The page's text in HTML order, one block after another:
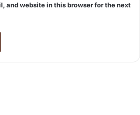
and website in this browser for the next